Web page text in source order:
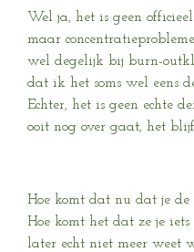
Wel ja, het is geen
maar
wel degelijk bij burn-
dat ik het soms wel eens
Echter, het is geen echte
ooit nog over gaat, het
Hoe komt dat nu dat je
Hoe komt het dat ze je
later echt niet meer weet